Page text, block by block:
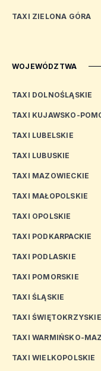
TAXI ZIELONA GÓRA
WOJEWÓDZTWA
TAXI DOLNOŚLĄSKIE
TAXI KUJAWSKO-
TAXI LUBELSKIE
TAXI LUBUSKIE
TAXI MAZOWIECKIE
TAXI MAŁOPOLSKIE
TAXI OPOLSKIE
TAXI PODKARPACKIE
TAXI PODLASKIE
TAXI POMORSKIE
TAXI ŚLĄSKIE
TAXI ŚWIĘTOKRZYSKIE
TAXI WARMIŃSKO-
TAXI WIELKOPOLSKIE